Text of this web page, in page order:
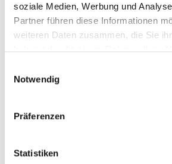
soziale Medien, Werbung und
Partner führen diese Informationen
weiteren Daten zusammen, die Sie
Notwendig
Präferenzen
Statistiken
Ab einem Bestellwert von 50